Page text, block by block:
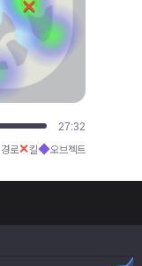
30:20
경로✕킬◆오브젝트